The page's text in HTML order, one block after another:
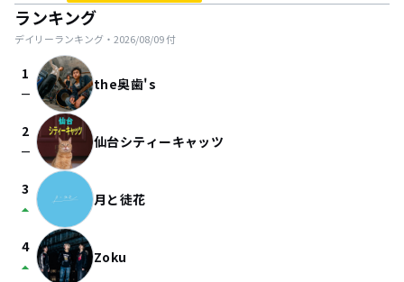
ランキング
デイリーランキング・ 2026/08/09付
1
check_indeterminate_small the奥歯's
2
check_indeterminate_small 仙台シティーキャッツ
3
arrow_drop_up 月と徒花
4
arrow_drop_up Zoku